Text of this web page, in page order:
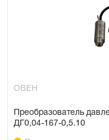
ОВЕН
Преобразователь
ДГ0,04-167-0,5.10